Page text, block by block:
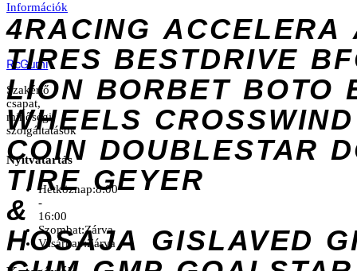
Információk
4RACING ACCELERA
TIRES BESTDRIVE
LION BORBET BOTO
WHEELS CROSSWIND
COIN DOUBLESTAR
TIRE GEYER
&
HOSAJA GISLAVED
RcGumi
Szakértő
csapat,
minőségi
szolgáltatások
Nyitvatartás
Hétköznap:8:00
-
16:00
Szombat:Zárva
Vasárnap:Zárva